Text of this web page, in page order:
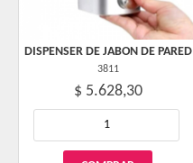
DISPENSER DE JABON DE PARED
3811
$ 5.628,30